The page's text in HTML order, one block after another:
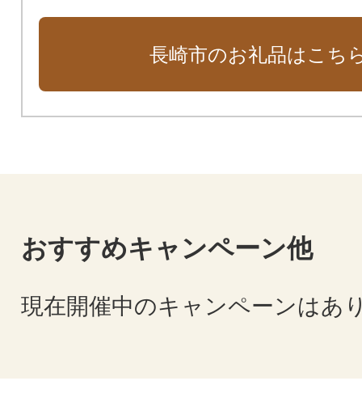
っており、魚のエサとなるプラ
富。絶好の漁場を形成する環境が
とも、長崎の水産文化を大きく後
長崎市のお礼品はこち
おすすめキャンペーン他
現在開催中のキャンペーンはあ